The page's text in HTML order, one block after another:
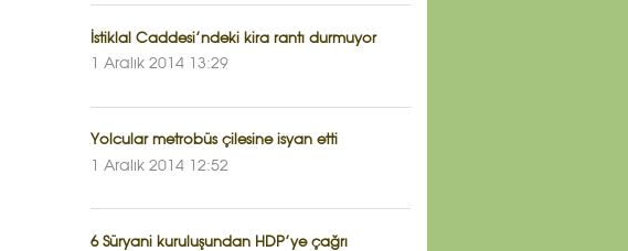
İstiklal Caddesi’ndeki kira rantı durmuyor
1 Aralık 2014 13:29
Yolcular metrobüs çilesine isyan etti
1 Aralık 2014 12:52
6 Süryani kuruluşundan HDP’ye çağrı